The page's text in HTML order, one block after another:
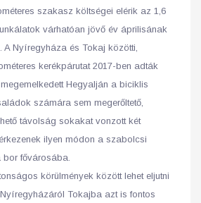
szakasz költségei elérik az 1,6
várhatóan jövő év áprilisának
A Nyíregyháza és Tokaj közötti,
kerékpárutat 2017-ben adták
Hegyalján a biciklis
számára sem megerőltető,
távolság sokakat vonzott két
ilyen módon a szabolcsi
bor fővárosába.
körülmények között lehet eljutni
Tokajba azt is fontos